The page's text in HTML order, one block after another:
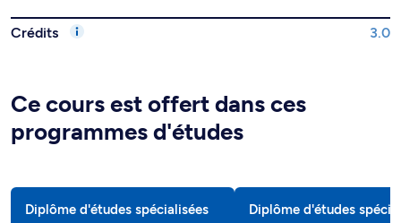
Crédits 3.0
Ce cours est offert dans ces
programmes d'études
Diplôme d'études spécialisées Diplôme d'études